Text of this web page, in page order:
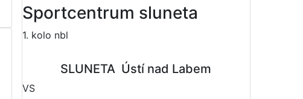
Sportcentrum sluneta
1. kolo nbl
SLUNETA  Ústí nad Labem
VS